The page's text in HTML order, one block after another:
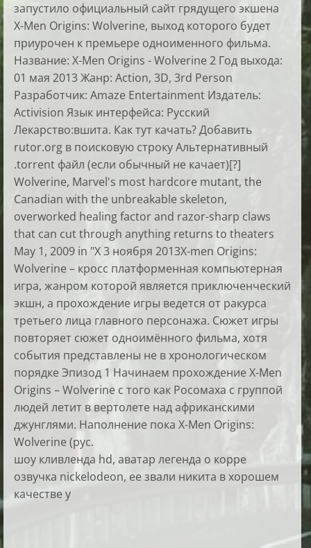
запустило официальный сайт грядущего экшена
X-Men Origins: Wolverine, выход которого будет
приурочен к премьере одноименного фильма.
Название: X-Men Origins - Wolverine 2 Год выхода:
01 мая 2013 Жанр: Action, 3D, 3rd Person
Разработчик: Amaze Entertainment Издатель:
Activision Язык интерфейса: Русский
Лекарство:вшита. Как тут качать? Добавить
rutor.org в поисковую строку Альтернативный
.torrent файл (если обычный не качает)[?]
Wolverine, Marvel's most hardcore mutant, the
Canadian with the unbreakable skeleton,
overworked healing factor and razor-sharp claws
that can cut through anything returns to theaters
May 1, 2009 in "X 3 ноября 2013X-men Origins:
Wolverine – кросс платформенная компьютерная
игра, жанром которой является приключенческий
экшн, а прохождение игры ведется от ракурса
третьего лица главного персонажа. Сюжет игры
повторяет сюжет одноимённого фильма, хотя
события представлены не в хронологическом
порядке Эпизод 1 Начинаем прохождение X-Men
Origins – Wolverine с того как Росомаха с группой
людей летит в вертолете над африканскими
джунглями. Наполнение пока X-Men Origins:
Wolverine (рус.
шоу кливленда hd, аватар легенда о корре
озвучка nickelodeon, ее звали никита в хорошем
качестве y